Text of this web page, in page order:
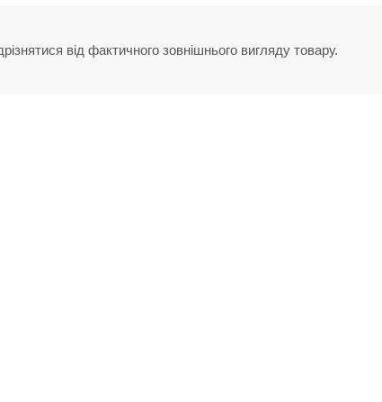
від фактичного зовнішнього вигляду товару.